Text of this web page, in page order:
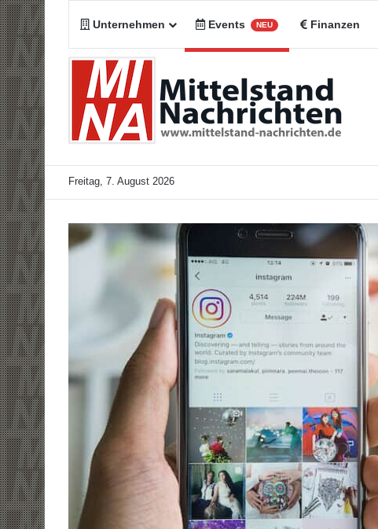
Unternehmen Events NEU Finanzen
Freitag, 7. August 2026